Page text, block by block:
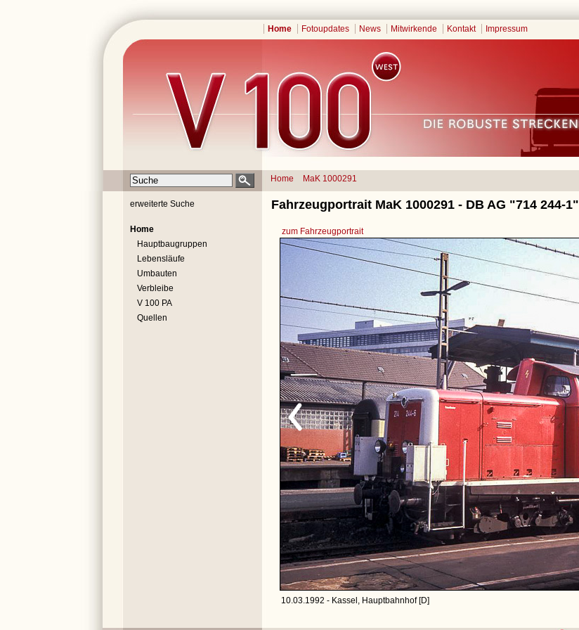
Home Fotoupdates News Mitwirkende Kontakt Impressum
Home MaK 1000291
erweiterte Suche
Home
Hauptbaugruppen
Lebensläufe
Umbauten
Verbleibe
V 100 PA
Quellen
Fahrzeugportrait MaK 1000291 - DB AG "714 244-1"
zum Fahrzeugportrait
10.03.1992 - Kassel, Hauptbahnhof [D]